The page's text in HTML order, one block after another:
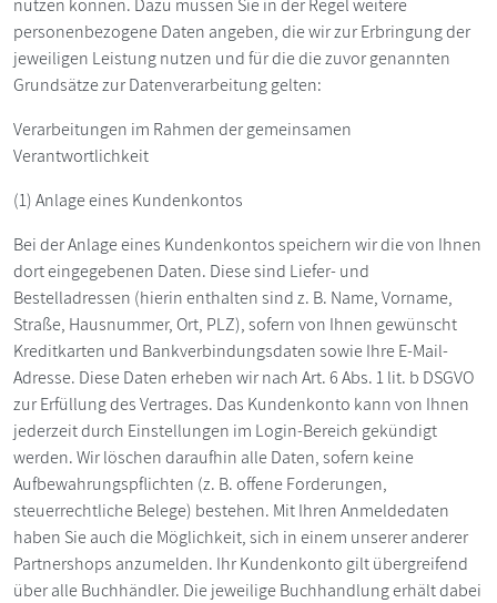
nutzen können. Dazu müssen Sie in der Regel weitere
personenbezogene Daten angeben, die wir zur Erbringung der
jeweiligen Leistung nutzen und für die die zuvor genannten
Grundsätze zur Datenverarbeitung gelten:
Verarbeitungen im Rahmen der gemeinsamen
Verantwortlichkeit
(1) Anlage eines Kundenkontos
Bei der Anlage eines Kundenkontos speichern wir die von Ihnen
dort eingegebenen Daten. Diese sind Liefer- und
Bestelladressen (hierin enthalten sind z. B. Name, Vorname,
Straße, Hausnummer, Ort, PLZ), sofern von Ihnen gewünscht
Kreditkarten und Bankverbindungsdaten sowie Ihre E-Mail-
Adresse. Diese Daten erheben wir nach Art. 6 Abs. 1 lit. b DSGVO
zur Erfüllung des Vertrages. Das Kundenkonto kann von Ihnen
jederzeit durch Einstellungen im Login-Bereich gekündigt
werden. Wir löschen daraufhin alle Daten, sofern keine
Aufbewahrungspflichten (z. B. offene Forderungen,
steuerrechtliche Belege) bestehen. Mit Ihren Anmeldedaten
haben Sie auch die Möglichkeit, sich in einem unserer anderer
Partnershops anzumelden. Ihr Kundenkonto gilt übergreifend
über alle Buchhändler. Die jeweilige Buchhandlung erhält dabei